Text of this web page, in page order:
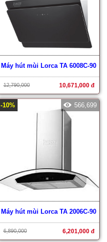
Máy hút mùi Lorca TA 6008C-90
12,790,000 10,671,000 đ
-10% 566,699
Máy hút mùi Lorca TA 2006C-90
6,890,000 6,201,000 đ